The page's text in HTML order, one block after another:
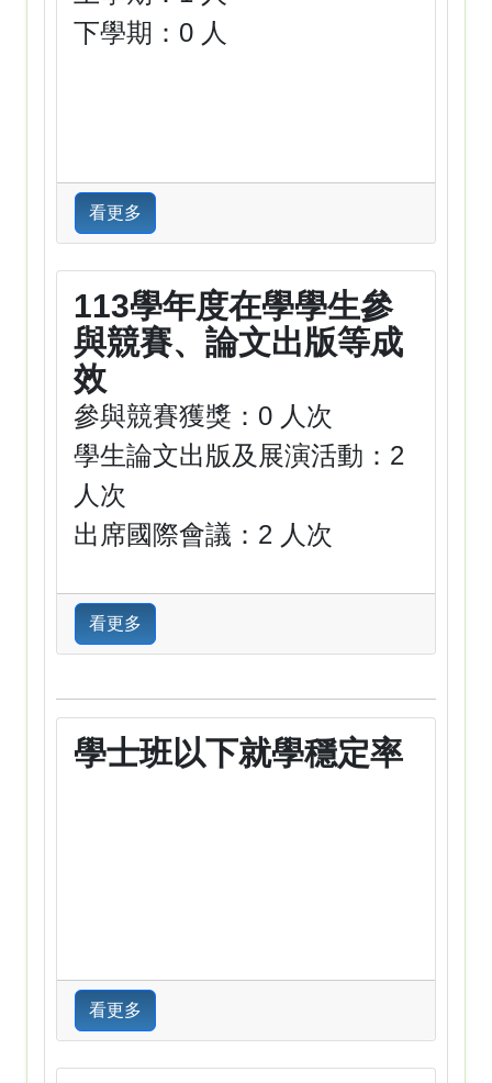
下學期：0 人
看更多
113學年度在學學生參
與競賽、論文出版等成
效
參與競賽獲獎：0 人次
學生論文出版及展演活動：2
人次
出席國際會議：2 人次
看更多
學士班以下就學穩定率
看更多